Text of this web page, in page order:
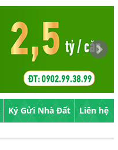
Ký Gửi Nhà Đất Liên hệ